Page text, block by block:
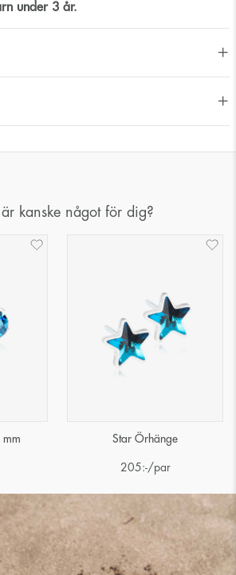
under 3 år.
är kanske något för dig?
mm Star Örhänge
205:-/par